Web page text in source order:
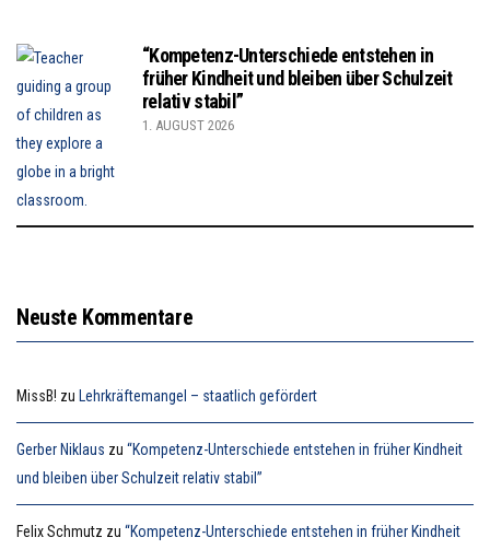
“Kompetenz-Unterschiede entstehen in
früher Kindheit und bleiben über Schulzeit
relativ stabil”
1. AUGUST 2026
Neuste Kommentare
MissB! zu Lehrkräftemangel – staatlich gefördert
Gerber Niklaus zu “Kompetenz-Unterschiede entstehen in früher Kindheit
und bleiben über Schulzeit relativ stabil”
Felix Schmutz zu “Kompetenz-Unterschiede entstehen in früher Kindheit